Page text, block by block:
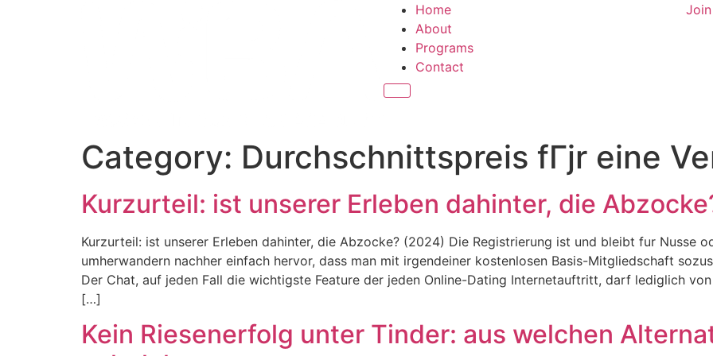
Home
About
Programs
Contact
Hamburger Toggle Menu
Category: Durchschnittspreis fГјr eine
Kurzurteil: ist unserer Erleben dahinter, die
Kurzurteil: ist unserer Erleben dahinter, die Abzocke? (2024) Die Registrierung ist und bleibt fur Nusse
umherwandern nachher einfach hervor, dass man mit irgendeiner kostenlosen Basis-Mitgliedschaft
Der Chat, auf jeden Fall die wichtigste Feature der jeden Online-Dating Internetauftritt, darf lediglich
[…]
Kein Riesenerfolg unter Tinder: aus welchen